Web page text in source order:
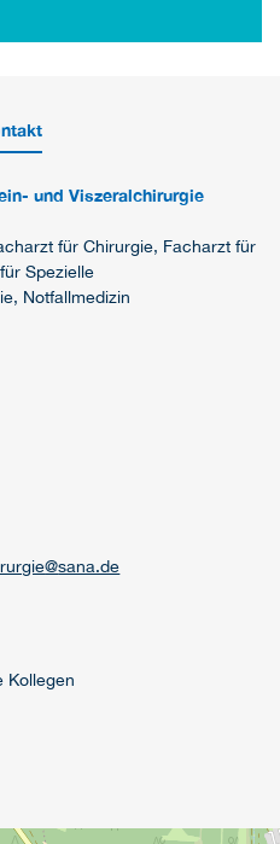
und Viszeralchirurgie
für Chirurgie, Facharzt für
Spezielle
Notfallmedizin
@sana.de
Kollegen